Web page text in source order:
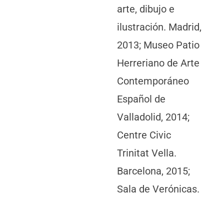
arte, dibujo e
ilustración. Madrid,
2013; Museo Patio
Herreriano de Arte
Contemporáneo
Español de
Valladolid, 2014;
Centre Civic
Trinitat Vella.
Barcelona, 2015;
Sala de Verónicas.